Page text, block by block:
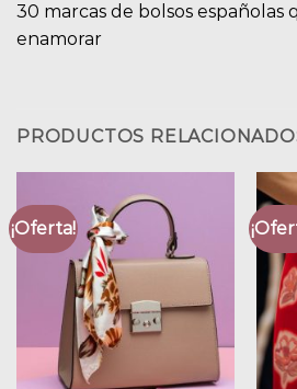
30 marcas de bolsos españolas
enamorar
PRODUCTOS
¡Oferta!